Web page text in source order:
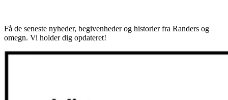
Få de seneste nyheder, begivenheder og historier fra Randers og
omegn. Vi holder dig opdateret!